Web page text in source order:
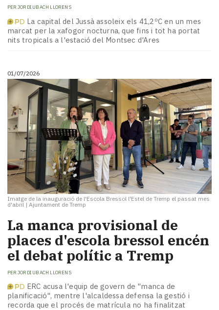
PER JORDI UBACH LLORENS
La capital del Jussà assoleix els 41,2ºC en un mes
marcat per la xafogor nocturna, que fins i tot ha portat
nits tropicals a l'estació del Montsec d'Ares
01/07/2026
Imatge de la inauguració de l'Escola Bressol l'Estel de Tremp el passat mes
d'abril | Ajuntament de Tremp
La manca provisional de
places d'escola bressol encén
el debat polític a Tremp
PER JORDI UBACH LLORENS
ERC acusa l'equip de govern de "manca de
planificació", mentre l'alcaldessa defensa la gestió i
recorda que el procés de matrícula no ha finalitzat